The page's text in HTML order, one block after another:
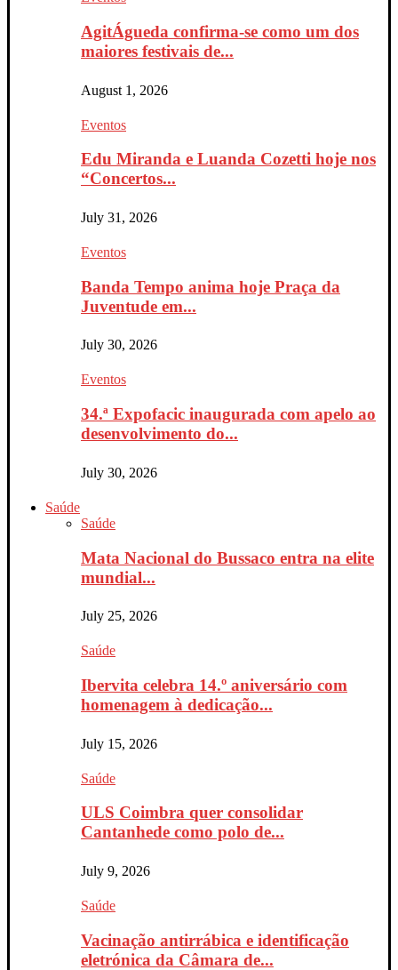
AgitÁgueda confirma-se como um dos
maiores festivais de...
August 1, 2026
Eventos
Edu Miranda e Luanda Cozetti hoje nos
“Concertos...
July 31, 2026
Eventos
Banda Tempo anima hoje Praça da
Juventude em...
July 30, 2026
Eventos
34.ª Expofacic inaugurada com apelo ao
desenvolvimento do...
July 30, 2026
Saúde
Saúde
Mata Nacional do Bussaco entra na elite
mundial...
July 25, 2026
Saúde
Ibervita celebra 14.º aniversário com
homenagem à dedicação...
July 15, 2026
Saúde
ULS Coimbra quer consolidar
Cantanhede como polo de...
July 9, 2026
Saúde
Vacinação antirrábica e identificação
eletrónica da Câmara de...